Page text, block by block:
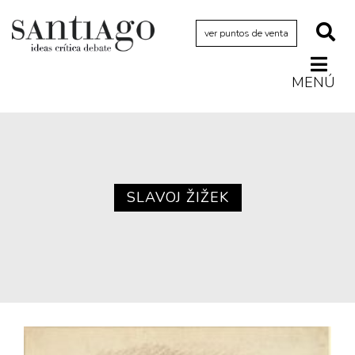
ver puntos de venta
MENÚ
SLAVOJ ŽIŽEK